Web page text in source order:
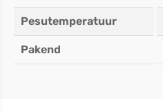
Pesutemperatuur
Pakend